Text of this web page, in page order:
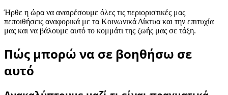
Ήρθε η ώρα να αναιρέσουμε όλες τις περιοριστικές μας
πεποιθήσεις αναφορικά με τα Κοινωνικά Δίκτυα και την επιτυχία
μας και να βάλουμε αυτό το κομμάτι της ζωής μας σε τάξη.
Πώς μπορώ να σε βοηθήσω σε
αυτό